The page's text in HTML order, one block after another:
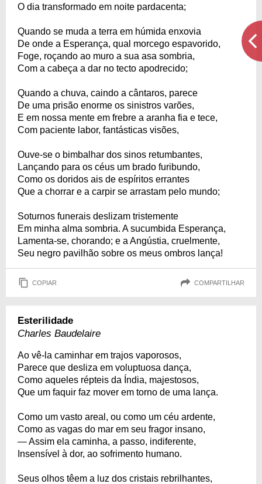
O dia transformado em noite pardacenta;
Quando se muda a terra em húmida enxovia
De onde a Esperança, qual morcego espavorido,
Foge, roçando ao muro a sua asa sombria,
Com a cabeça a dar no tecto apodrecido;
Quando a chuva, caindo a cântaros, parece
De uma prisão enorme os sinistros varões,
E em nossa mente em frebre a aranha fia e tece,
Com paciente labor, fantásticas visões,
Ouve-se o bimbalhar dos sinos retumbantes,
Lançando para os céus um brado furibundo,
Como os doridos ais de espíritos errantes
Que a chorrar e a carpir se arrastam pelo mundo;
Soturnos funerais deslizam tristemente
Em minha alma sombria. A sucumbida Esperança,
Lamenta-se, chorando; e a Angústia, cruelmente,
Seu negro pavilhão sobre os meus ombros lança!
COPIAR COMPARTILHAR
Esterilidade
Charles Baudelaire
Ao vê-la caminhar em trajos vaporosos,
Parece que desliza em voluptuosa dança,
Como aqueles répteis da Índia, majestosos,
Que um faquir faz mover em torno de uma lança.
Como um vasto areal, ou como um céu ardente,
Como as vagas do mar em seu fragor insano,
— Assim ela caminha, a passo, indiferente,
Insensível à dor, ao sofrimento humano.
Seus olhos têem a luz dos cristais rebrilhantes,